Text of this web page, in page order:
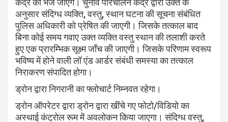
केंद्र को भेजे जाएंगे। चुनाव परिचालन केंद्र द्वारा उक्त के
अनुसार संदिग्ध व्यक्ति, वस्तु, स्थान घटना की सूचना संबंधित
पुलिस अधिकारी को प्रेषित की जाएगी। जिसके तत्काल बाद
बिना कोई समय गवाए उक्त व्यक्ति वस्तु स्थान की तलाशी करते
हुए एक प्रारम्भिक सूक्ष्म जाँच की जाएगी। जिसके परिणाम स्वरूप
भविष्य में होने वाली लॉ एंड आर्डर संबंधी समस्या का तत्काल
निराकरण संपादित होगा।
ड्रोन द्वारा निगरानी का फ्लोचार्ट निम्नवत रहेगा।
ड्रोन ऑपरेटर द्वारा ड्रोन द्वारा खींचे गए फोटो/विडियो का
अस्थाई कंट्रोल रूम में अवलोकन किया जाएगा। संदिग्ध वस्तु,